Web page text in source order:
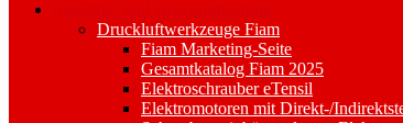
Druckluftwerkzeuge Fiam
Fiam Marketing-Seite
Gesamtkatalog Fiam 2025
Elektroschrauber eTensil
Elektromotoren mit Direkt-/